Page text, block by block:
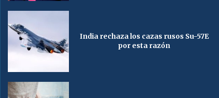
India rechaza los cazas rusos Su-57E
por esta razón